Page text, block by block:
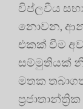
විප්ලවීය
නොවන,
එකක් වීම
සම්මුතියක්
මතක